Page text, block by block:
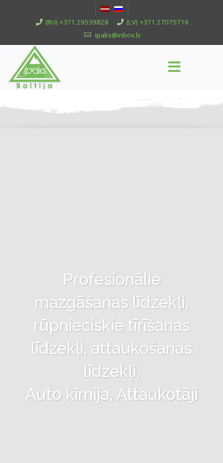
(RU) +371 29539828
(LV) +371 27075716
ipaks@inbox.lv
Profesionālie
mazgāšanas līdzekļi,
rūpnieciskie tīrīšanas
līdzekļi, attaukošanas
līdzekļi,
Auto ķīmija, Attaukotāji